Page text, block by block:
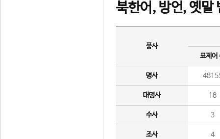
북한어, 방언, 옛말
품사
표제어
명사
대명사 18
수사 3
조사 4